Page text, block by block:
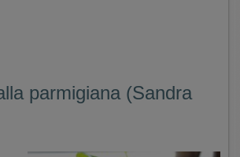
parmigiana (Sandra